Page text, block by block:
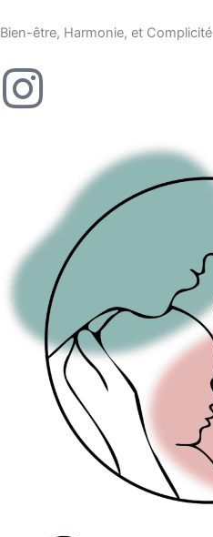
au
Bien-être, Harmonie, et Complicité
I
t
a
g
r